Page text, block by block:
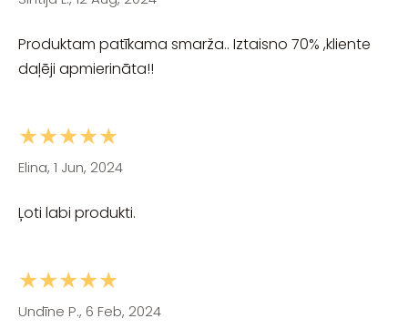
Produktam patīkama smarža.. Iztaisno 70% ,kliente
daļēji apmierināta!!
★★★★★
Elina, 1 Jun, 2024
Ļoti labi produkti.
★★★★★
Undīne P., 6 Feb, 2024